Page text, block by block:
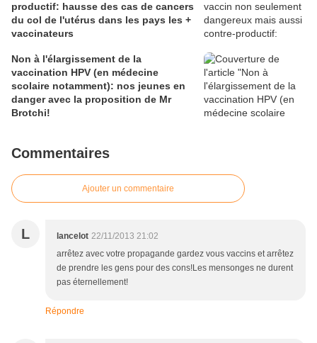
productif: hausse des cas de cancers
du col de l'utérus dans les pays les +
vaccinateurs
Non à l'élargissement de la
vaccination HPV (en médecine
scolaire notamment): nos jeunes en
danger avec la proposition de Mr
Brotchi!
Commentaires
Ajouter un commentaire
L lancelot 22/11/2013 21:02
arrêtez avec votre propagande gardez vous vaccins et arrêtez
de prendre les gens pour des cons!Les mensonges ne durent
pas éternellement!
Répondre